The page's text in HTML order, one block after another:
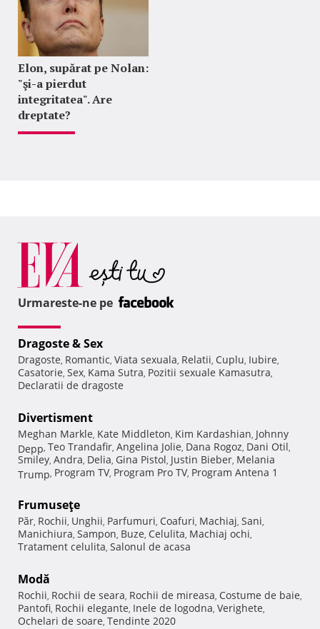
Elon, supărat pe Nolan:
"şi-a pierdut
integritatea". Are
dreptate?
Urmareste-ne pe
Dragoste & Sex
Dragoste, Romantic, Viata sexuala, Relatii, Cuplu, Iubire,
Casatorie, Sex, Kama Sutra, Pozitii sexuale Kamasutra,
Declaratii de dragoste
Divertisment
Meghan Markle, Kate Middleton, Kim Kardashian, Johnny
Depp, Teo Trandafir, Angelina Jolie, Dana Rogoz, Dani Otil,
Smiley, Andra, Delia, Gina Pistol, Justin Bieber, Melania
Trump, Program TV, Program Pro TV, Program Antena 1
Frumuseţe
Păr, Rochii, Unghii, Parfumuri, Coafuri, Machiaj, Sani,
Manichiura, Sampon, Buze, Celulita, Machiaj ochi,
Tratament celulita, Salonul de acasa
Modă
Rochii, Rochii de seara, Rochii de mireasa, Costume de baie,
Pantofi, Rochii elegante, Inele de logodna, Verighete,
Ochelari de soare, Tendinte 2020